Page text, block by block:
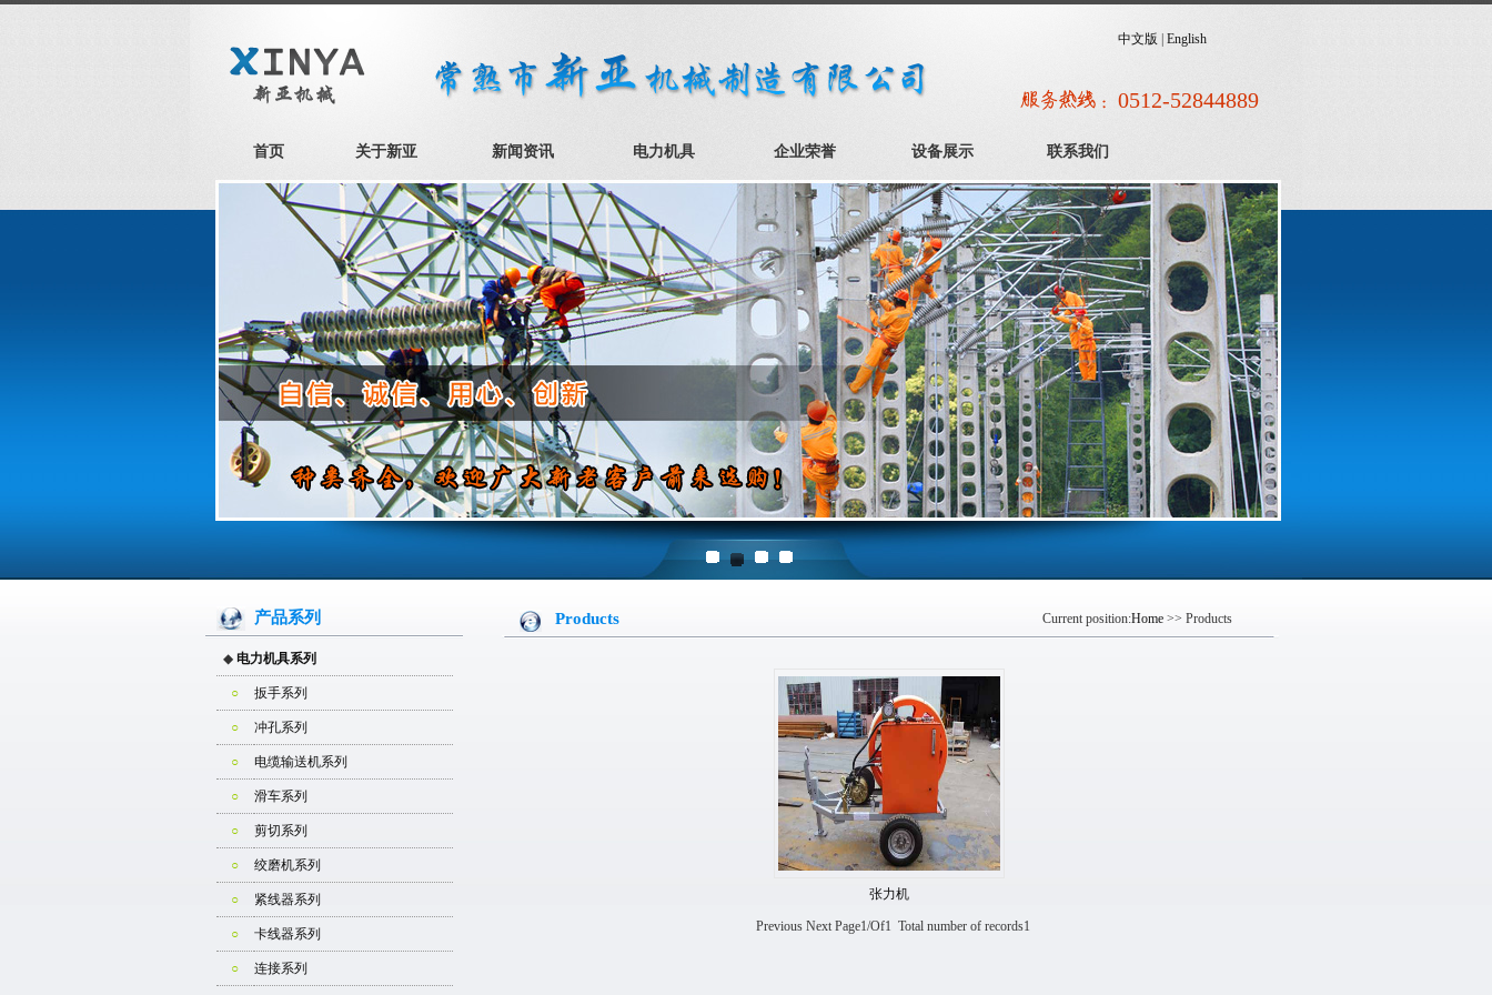
中文版 English
0512-52844889
首页 关于新亚 新闻资讯 电力机具 企业荣誉 设备展示 联系我们
1 2 3 4
产品系列
◆ 电力机具系列
○ 扳手系列
○ 冲孔系列
○ 电缆输送机系列
○ 滑车系列
○ 剪切系列
○ 绞磨机系列
○ 紧线器系列
○ 卡线器系列
○ 连接系列
Products Current position:Home>> Products
张力机
Previous Next Page1/Of1 Total number of records1